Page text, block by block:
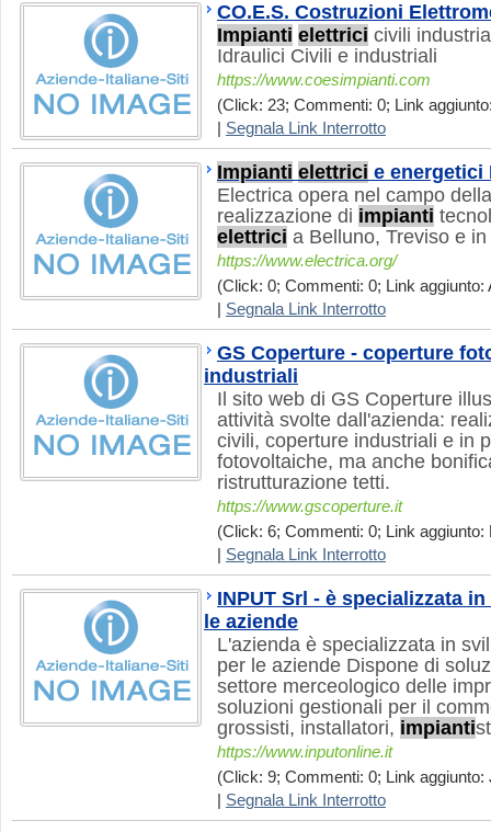
CO.E.S. Costruzioni
Impianti elettrici civili
Idraulici Civili e industriali
https://www.coesimpianti.com
(Click: 23; Commenti: 0; Link
Segnala Link Interrotto
Impianti elettrici e energetici
Electrica opera nel campo
realizzazione di impianti
elettrici a Belluno, Treviso e
https://www.electrica.org/
(Click: 0; Commenti: 0; Link aggiunto:
Segnala Link Interrotto
GS Coperture - coperture
industriali
Il sito web di GS Coperture
attività svolte dall'azienda:
civili, coperture industriali e in
fotovoltaiche, ma anche
ristrutturazione tetti.
https://www.gscoperture.it
(Click: 6; Commenti: 0; Link aggiunto:
Segnala Link Interrotto
INPUT Srl - è specializzata
le aziende
L'azienda è specializzata in
per le aziende Dispone di
settore merceologico delle
soluzioni gestionali per il
grossisti, installatori, impianti
https://www.inputonline.it
(Click: 9; Commenti: 0; Link aggiunto:
Segnala Link Interrotto